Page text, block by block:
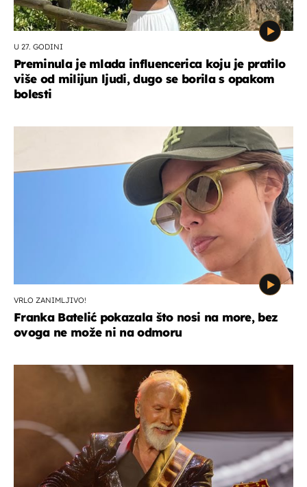
U 27. GODINI
Preminula je mlada influencerica koju je pratilo
više od milijun ljudi, dugo se borila s opakom
bolesti
VRLO ZANIMLJIVO!
Franka Batelić pokazala što nosi na more, bez
ovoga ne može ni na odmoru